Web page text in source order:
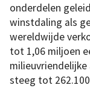
onderdelen
winstdaling als
wereldwijde
tot 1,06 miljoen
steeg tot